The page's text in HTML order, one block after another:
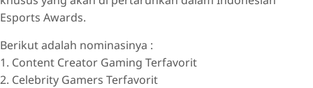
Esports Awards.
Berikut adalah nominasinya :
1. Content Creator Gaming Terfavorit
2. Celebrity Gamers Terfavorit